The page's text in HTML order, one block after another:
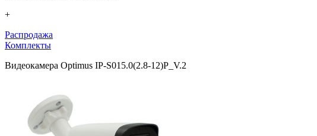
+
Распродажа
Комплекты
Видеокамера Optimus IP-S015.0(2.8-12)P_V.2